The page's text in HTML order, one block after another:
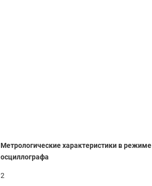
Метрологические характеристики в режиме
осциллографа
2